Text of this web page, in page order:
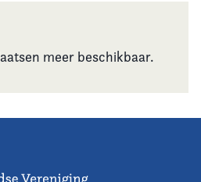
meer beschikbaar.